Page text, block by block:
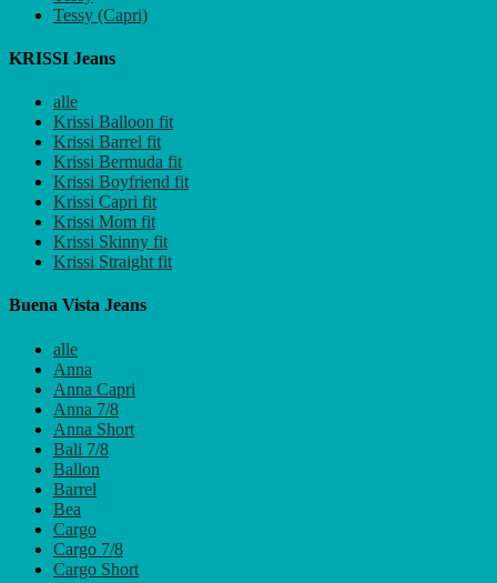
Tessy (Capri)
KRISSI Jeans
alle
Krissi Balloon fit
Krissi Barrel fit
Krissi Bermuda fit
Krissi Boyfriend fit
Krissi Capri fit
Krissi Mom fit
Krissi Skinny fit
Krissi Straight fit
Buena Vista Jeans
alle
Anna
Anna Capri
Anna 7/8
Anna Short
Bali 7/8
Ballon
Barrel
Bea
Cargo
Cargo 7/8
Cargo Short